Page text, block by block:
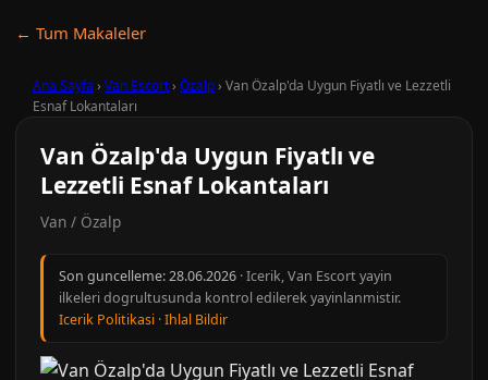
← Tum Makaleler
Ana Sayfa › Van Escort› Özalp› Van Özalp'da Uygun Fiyatlı ve Lezzetli
Esnaf Lokantaları
Van Özalp'da Uygun Fiyatlı ve
Lezzetli Esnaf Lokantaları
Van / Özalp
Son guncelleme:28.06.2026 · Icerik, Van Escort yayin
ilkeleri dogrultusunda kontrol edilerek yayinlanmistir.
Icerik Politikasi ·Ihlal Bildir